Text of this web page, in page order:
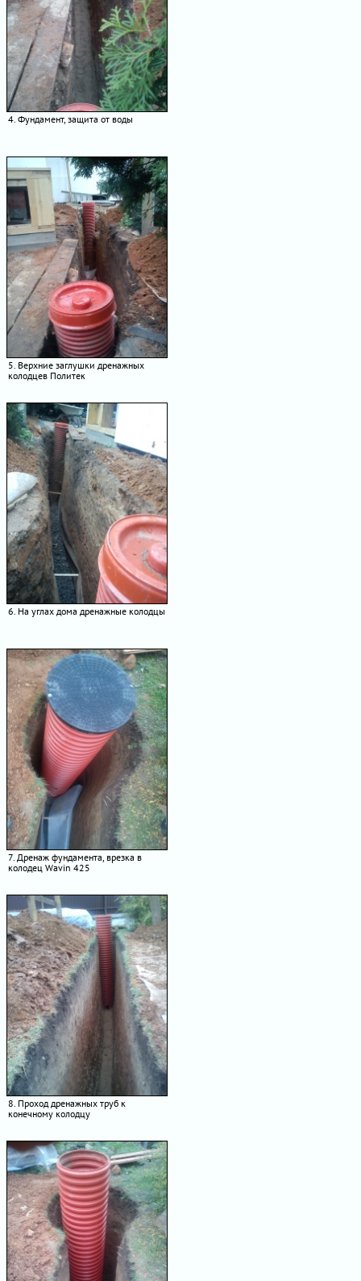
4. Фундамент, защита от воды
5. Верхние заглушки дренажных
колодцев Политек
6. На углах дома дренажные колодцы
7. Дренаж фундамента, врезка в
колодец Wavin 425
8. Проход дренажных труб к
конечному колодцу